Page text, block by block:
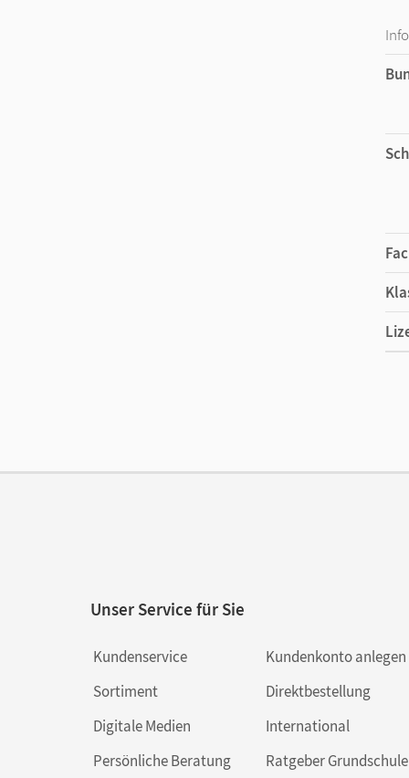
Unser Service für Sie
Kundenservice
Sortiment
Digitale Medien
Persönliche Beratung
Kundenkonto anlegen
Direktbestellung
International
Ratgeber Grundschule